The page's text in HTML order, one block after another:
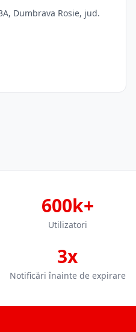
600k+
Utilizatori
3x
Notificări înainte de expirare